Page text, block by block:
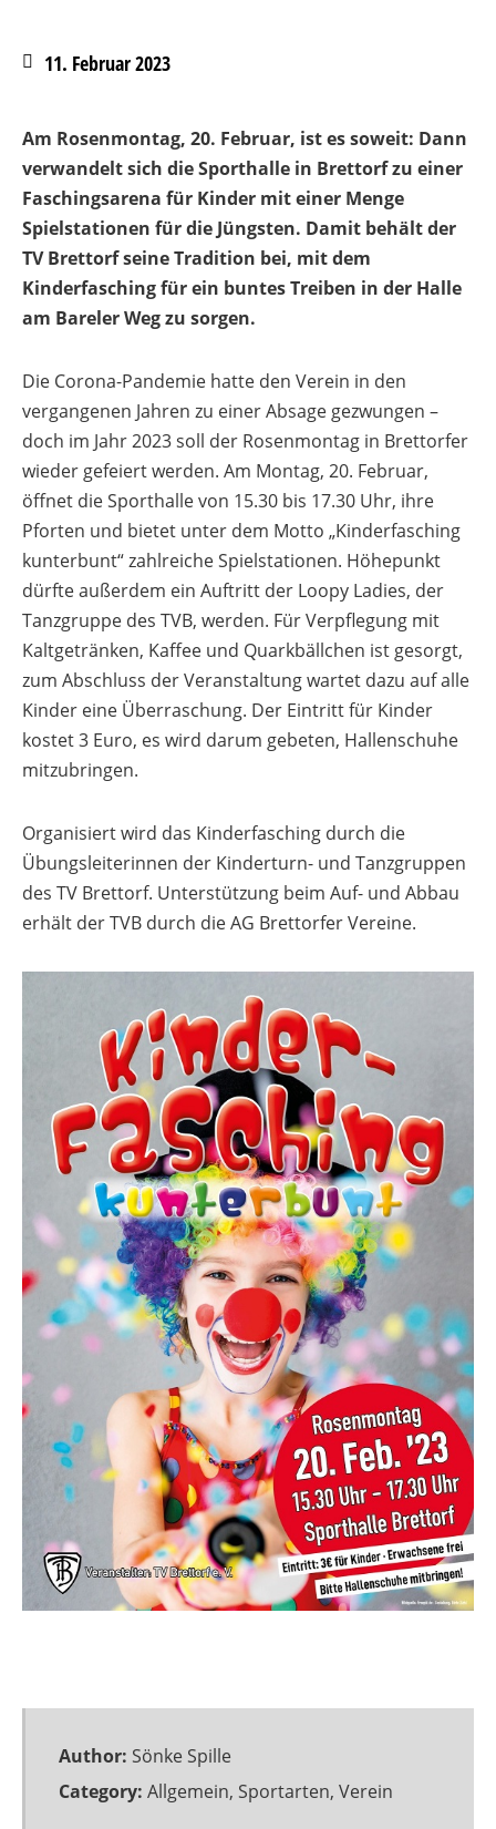
11. Februar 2023
Am Rosenmontag, 20. Februar, ist es soweit: Dann
verwandelt sich die Sporthalle in Brettorf zu einer
Faschingsarena für Kinder mit einer Menge
Spielstationen für die Jüngsten. Damit behält der
TV Brettorf seine Tradition bei, mit dem
Kinderfasching für ein buntes Treiben in der Halle
am Bareler Weg zu sorgen.
Die Corona-Pandemie hatte den Verein in den
vergangenen Jahren zu einer Absage gezwungen –
doch im Jahr 2023 soll der Rosenmontag in Brettorfer
wieder gefeiert werden. Am Montag, 20. Februar,
öffnet die Sporthalle von 15.30 bis 17.30 Uhr, ihre
Pforten und bietet unter dem Motto „Kinderfasching
kunterbunt“ zahlreiche Spielstationen. Höhepunkt
dürfte außerdem ein Auftritt der Loopy Ladies, der
Tanzgruppe des TVB, werden. Für Verpflegung mit
Kaltgetränken, Kaffee und Quarkbällchen ist gesorgt,
zum Abschluss der Veranstaltung wartet dazu auf alle
Kinder eine Überraschung. Der Eintritt für Kinder
kostet 3 Euro, es wird darum gebeten, Hallenschuhe
mitzubringen.
Organisiert wird das Kinderfasching durch die
Übungsleiterinnen der Kinderturn- und Tanzgruppen
des TV Brettorf. Unterstützung beim Auf- und Abbau
erhält der TVB durch die AG Brettorfer Vereine.
Author: Sönke Spille
Category: Allgemein, Sportarten, Verein